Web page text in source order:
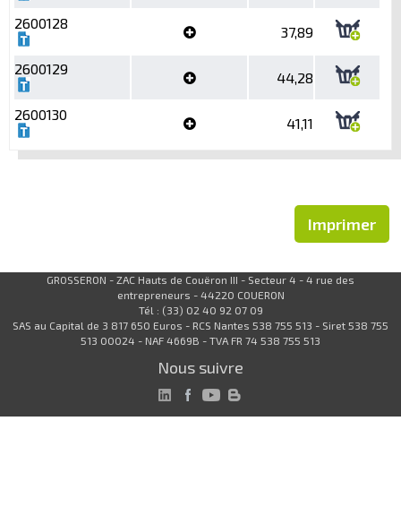
2600128
37,89
2600129
44,28
2600130
41,11
Imprimer
GROSSERON - ZAC Hauts de Couëron III - Secteur 4 - 4 rue des
entrepreneurs - 44220 COUERON
Tél : (33) 02 40 92 07 09
SAS au Capital de 3 817 650 Euros - RCS Nantes 538 755 513 - Siret 538 755
513 00024 - NAF 4669B - TVA FR 74 538 755 513
Nous suivre